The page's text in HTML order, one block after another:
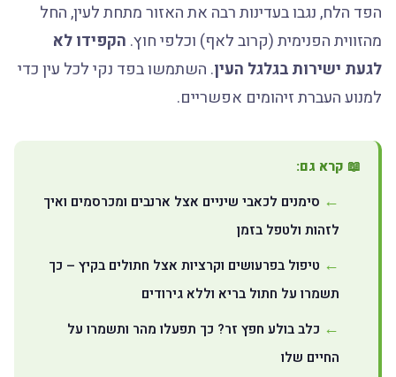
הפד הלח, נגבו בעדינות רבה את האזור מתחת לעין, החל
מהזווית הפנימית (קרוב לאף) וכלפי חוץ.הקפידו לא
לגעת ישירות בגלגל העין. השתמשו בפד נקי לכל עין כדי
למנוע העברת זיהומים אפשריים.
📖 קרא גם:
סימנים לכאבי שיניים אצל ארנבים ומכרסמים ואיך
לזהות ולטפל בזמן
טיפול בפרעושים וקרציות אצל חתולים בקיץ – כך
תשמרו על חתול בריא וללא גירודים
כלב בולע חפץ זר? כך תפעלו מהר ותשמרו על
החיים שלו